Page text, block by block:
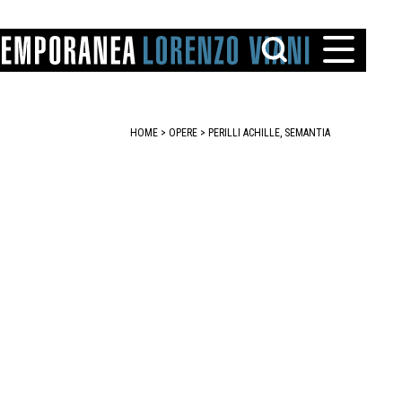
HOME > OPERE > PERILLI ACHILLE, SEMANTIA